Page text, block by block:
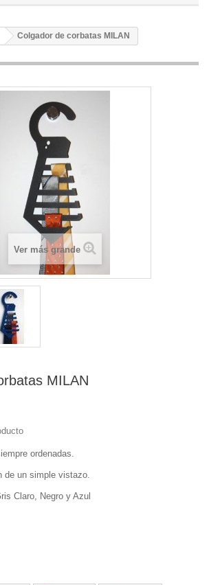
Colgador de corbatas MILAN
Ver más grande
MILAN
ordenadas.
de un simple vistazo.
Claro, Negro y Azul